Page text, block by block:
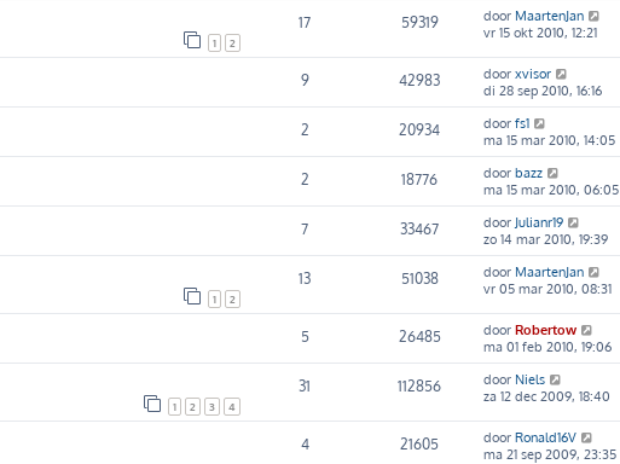
1 2
17 59319 door MaartenJan
vr 15 okt 2010, 12:21
9 42983 door xvisor
di 28 sep 2010, 16:16
2 20934 door fs1
ma 15 mar 2010, 14:05
2 18776 door bazz
ma 15 mar 2010, 06:05
7 33467 door Julianr19
zo 14 mar 2010, 19:39
1 2
13 51038 door MaartenJan
vr 05 mar 2010, 08:31
5 26485 door Robertow
ma 01 feb 2010, 19:06
1 2 3 4
31 112856 door Niels
za 12 dec 2009, 18:40
4 21605 door Ronald16V
ma 21 sep 2009, 23:35